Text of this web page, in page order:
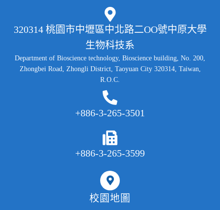
320314 桃園市中壢區中北路二OO號中原大學
生物科技系
Department of Bioscience technology, Bioscience building, No. 200,
Zhongbei Road, Zhongli District, Taoyuan City 320314, Taiwan,
R.O.C.
+886-3-265-3501
+886-3-265-3599
校園地圖